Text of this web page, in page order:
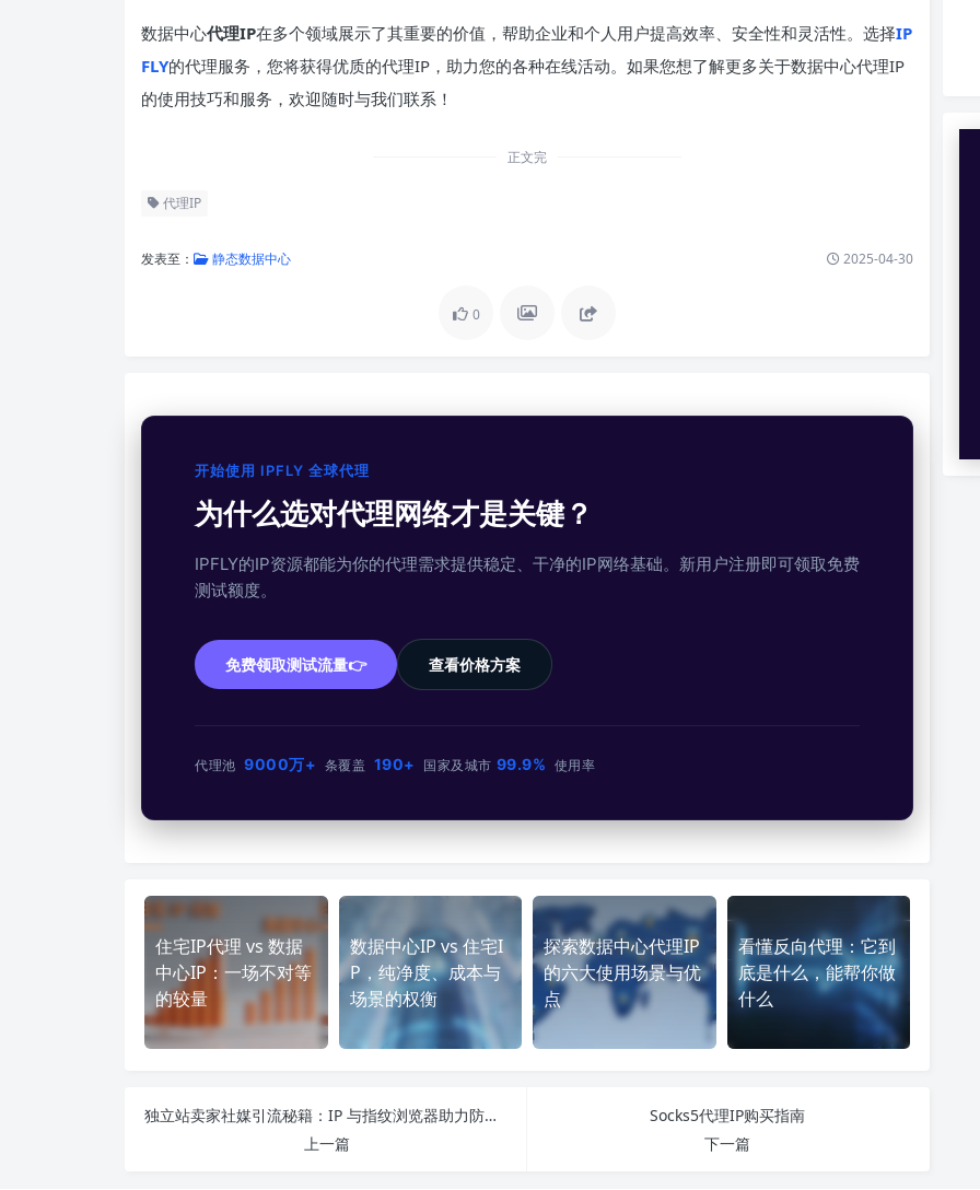
数据中心代理IP在多个领域展示了其重要的价值，帮助企业和个人用户提高效率、安全性和灵活性。选择IP
FLY的代理服务，您将获得优质的代理IP，助力您的各种在线活动。如果您想了解更多关于数据中心代理IP
的使用技巧和服务，欢迎随时与我们联系！
正文完
代理IP
发表至： 静态数据中心 2025-04-30
0
开始使用 IPFLY 全球代理
为什么选对代理网络才是关键？
IPFLY的IP资源都能为你的代理需求提供稳定、干净的IP网络基础。新用户注册即可领取免费
测试额度。
免费领取测试流量👉 查看价格方案
代理池 9000万+ 条覆盖 190+ 国家及城市 99.9% 使用率
住宅IP代理 vs 数据
中心IP：一场不对等
的较量
数据中心IP vs 住宅I
P，纯净度、成本与
场景的权衡
探索数据中心代理IP
的六大使用场景与优
点
看懂反向代理：它到
底是什么，能帮你做
什么
独立站卖家社媒引流秘籍：IP 与指纹浏览器助力防关联批量运营
上一篇
Socks5代理IP购买指南
下一篇